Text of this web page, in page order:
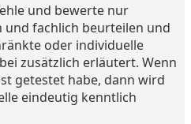
und bewerte nur
fachlich beurteilen und
oder individuelle
zusätzlich erläutert. Wenn
getestet habe, dann wird
eindeutig kenntlich